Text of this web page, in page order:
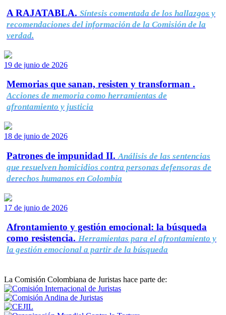
A RAJATABLA. Síntesis comentada de los hallazgos y
recomendaciones del información de la Comisión de la
verdad.
19 de junio de 2026
Memorias que sanan, resisten y transforman .
Acciones de memoria como herramientas de
afrontamiento y justicia
18 de junio de 2026
Patrones de impunidad II. Análisis de las sentencias
que resuelven homicidios contra personas defensoras de
derechos humanos en Colombia
17 de junio de 2026
Afrontamiento y gestión emocional: la búsqueda
como resistencia. Herramientas para el afrontamiento y
la gestión emocional a partir de la búsqueda
La Comisión Colombiana de Juristas hace parte de: